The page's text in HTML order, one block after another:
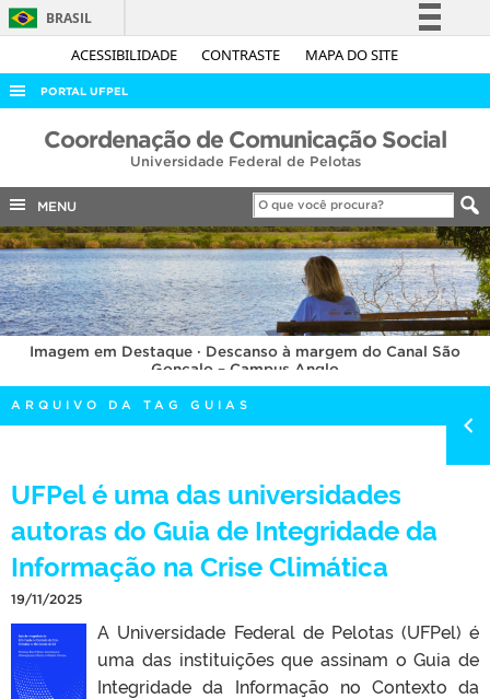
ACESSIBILIDADE CONTRASTE MAPA DO SITE
BRASIL
Simplifique!
Acesso à informação
Legislação
Canais
PORTAL UFPEL
ACESSO À INFORMAÇÃO
COBALTO
CONCURSOS
EDITAIS
INTERNACIONAL
OUVIDORIA
PORTARIAS
TELEFONES
Coordenação de Comunicação Social
Universidade Federal de Pelotas
MENU
Imagem em Destaque · Descanso à margem do Canal São
Gonçalo – Campus Anglo
ARQUIVO DA TAG GUIAS
UFPel é uma das universidades
autoras do Guia de Integridade da
Informação na Crise Climática
19/11/2025
A Universidade Federal de Pelotas (UFPel) é
uma das instituições que assinam o Guia de
Integridade da Informação no Contexto da